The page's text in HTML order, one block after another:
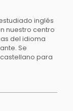
inglés
nuestro centro
del idioma
Se
para